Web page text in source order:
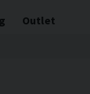
Outlet